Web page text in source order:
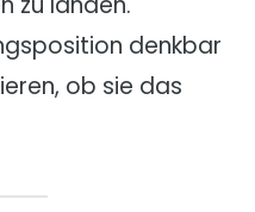
denkbar
ob sie das